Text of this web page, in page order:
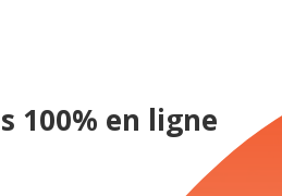
100% en ligne